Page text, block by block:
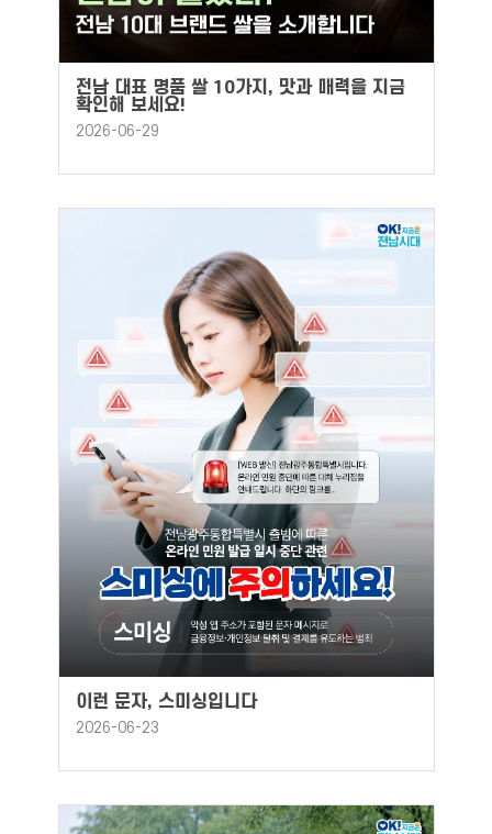
전남 대표 명품 쌀 10가지, 맛과 매력을 지금
확인해 보세요!
2026-06-29
이런 문자, 스미싱입니다
2026-06-23